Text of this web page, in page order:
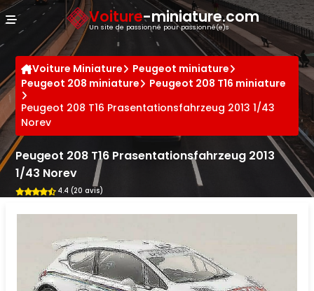
Voiture-miniature.com
Un site de passionné pour passionné(e)s
Voiture Miniature
Peugeot miniature
Peugeot 208 miniature
Peugeot 208 T16 miniature
Peugeot 208 T16 Prasentationsfahrzeug 2013 1/43
Norev
Peugeot 208 T16 Prasentationsfahrzeug 2013
1/43 Norev
4.4 (20 avis)
Panneau de gestion des cookies